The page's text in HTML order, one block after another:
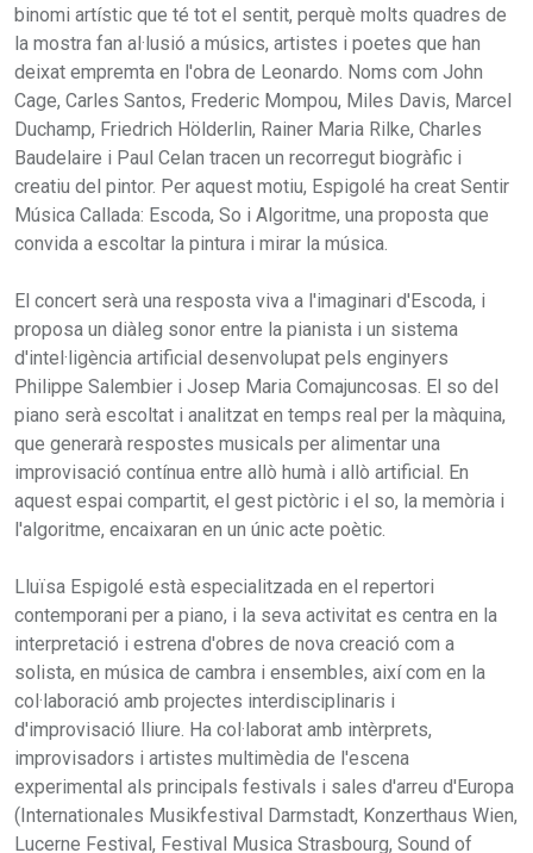
binomi artístic que té tot el sentit, perquè molts quadres de
la mostra fan al·lusió a músics, artistes i poetes que han
deixat empremta en l'obra de Leonardo. Noms com John
Cage, Carles Santos, Frederic Mompou, Miles Davis, Marcel
Duchamp, Friedrich Hölderlin, Rainer Maria Rilke, Charles
Baudelaire i Paul Celan tracen un recorregut biogràfic i
creatiu del pintor. Per aquest motiu, Espigolé ha creat Sentir
Música Callada: Escoda, So i Algoritme, una proposta que
convida a escoltar la pintura i mirar la música.
El concert serà una resposta viva a l'imaginari d'Escoda, i
proposa un diàleg sonor entre la pianista i un sistema
d'intel·ligència artificial desenvolupat pels enginyers
Philippe Salembier i Josep Maria Comajuncosas. El so del
piano serà escoltat i analitzat en temps real per la màquina,
que generarà respostes musicals per alimentar una
improvisació contínua entre allò humà i allò artificial. En
aquest espai compartit, el gest pictòric i el so, la memòria i
l'algoritme, encaixaran en un únic acte poètic.
Lluïsa Espigolé està especialitzada en el repertori
contemporani per a piano, i la seva activitat es centra en la
interpretació i estrena d'obres de nova creació com a
solista, en música de cambra i ensembles, així com en la
col·laboració amb projectes interdisciplinaris i
d'improvisació lliure. Ha col·laborat amb intèrprets,
improvisadors i artistes multimèdia de l'escena
experimental als principals festivals i sales d'arreu d'Europa
(Internationales Musikfestival Darmstadt, Konzerthaus Wien,
Lucerne Festival, Festival Musica Strasbourg, Sound of